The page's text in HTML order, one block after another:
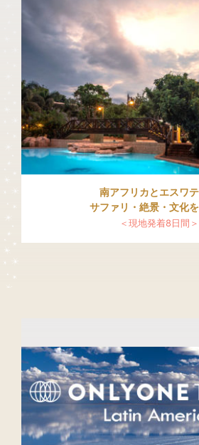
南アフリカとエスワ
サファリ・絶景・文化
＜現地発着8日間＞